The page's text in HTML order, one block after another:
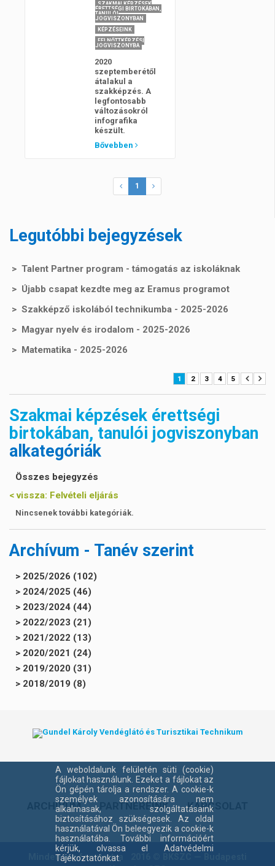
SZAKMAI KÉPZÉSEK
ÉRETTSÉGI BIRTOKÁBAN,
TANULÓI
JOGVISZONYBAN
KÉPZÉSEINK
FELNŐTTKÉPZÉSI
JOGVISZONYBA
2020
szeptemberétől
átalakul a
szakképzés. A
legfontosabb
változásokról
infografika
készült.
Bővebben
1
Legutóbbi bejegyzések
Talent Partner program - támogatás az iskoláknak
Újabb csapat kezdte meg az Eramus programot
Szakképző iskolából technikumba - 2025-2026
Magyar nyelv és irodalom - 2025-2026
Matematika - 2025-2026
1 2 3 4 5
Szakmai képzések érettségi
birtokában, tanulói jogviszonyban
alkategóriák
Összes bejegyzés
< vissza: Felvételi eljárás
Nincsenek további kategóriák.
Archívum - Tanév szerint
> 2025/2026 (102)
> 2024/2025 (46)
> 2023/2024 (44)
> 2022/2023 (21)
> 2021/2022 (13)
> 2020/2021 (24)
> 2019/2020 (31)
> 2018/2019 (8)
ARCHÍVUM PARTNEREINK KAPCSOLAT
Minden jog fenntartva 2016 ©
A weboldalunk felületén süti (cookie)
fájlokat használunk. Ezeket a fájlokat az
Ön gépén tárolja a rendszer. A cookie-k
személyek azonosítására nem
alkalmasak, szolgáltatásaink
biztosításához szükségesek. Az oldal
használatával Ön beleegyezik a cookie-k
használatába. További információért
kérjük, olvassa el Adatvédelmi
Tájékoztatónkat.